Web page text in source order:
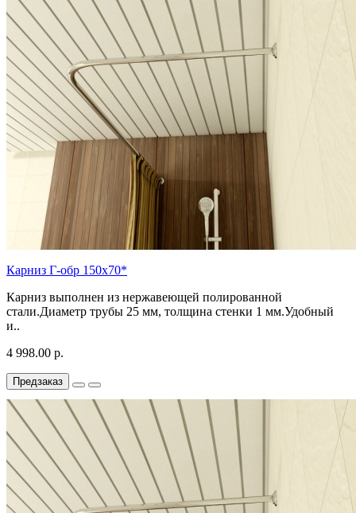
Карниз Г-обр 150х70*
Карниз выполнен из нержавеющей полированной
стали.Диаметр трубы 25 мм, толщина стенки 1 мм.Удобный
и..
4 998.00 р.
Предзаказ